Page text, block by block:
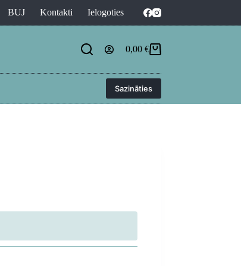
BUJ Kontakti Ielogoties
Shopping
0,00 €
Sazināties